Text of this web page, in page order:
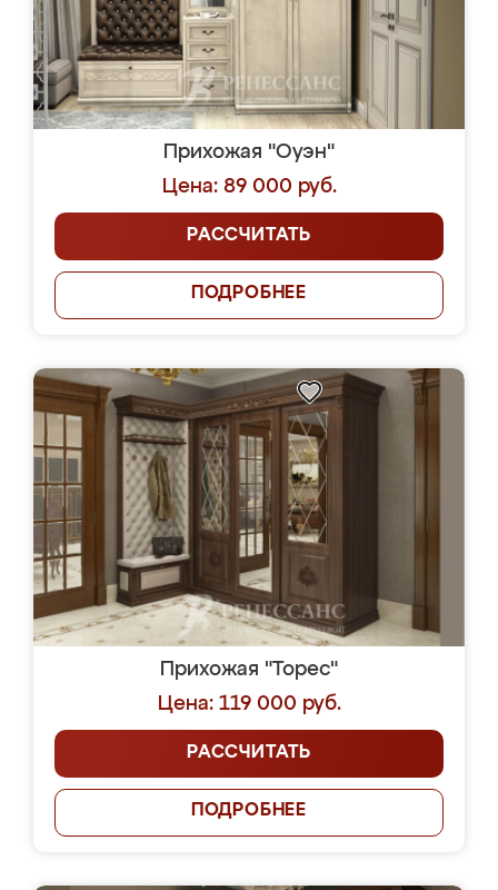
Прихожая "Оуэн"
Цена: 89 000 руб.
РАССЧИТАТЬ
ПОДРОБНЕЕ
Прихожая "Торес"
Цена: 119 000 руб.
РАССЧИТАТЬ
ПОДРОБНЕЕ